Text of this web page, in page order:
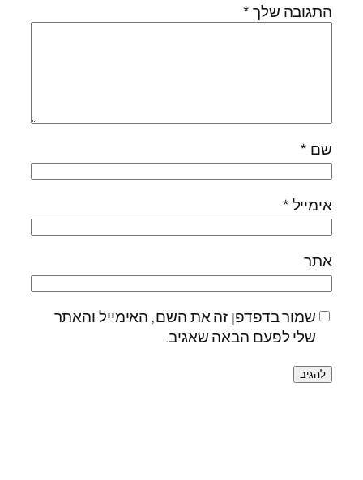
התגובה שלך*
שם *
אימייל*
אתר
שמור בדפדפן זה את השם, האימייל והאתר
שלי לפעם הבאה שאגיב.